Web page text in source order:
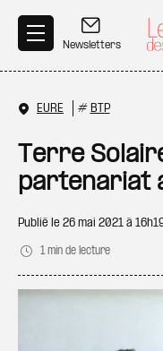
Newsletters
EURE # BTP
Terre
partenariat
Publié le 26 mai 2021 à
1 min de lecture